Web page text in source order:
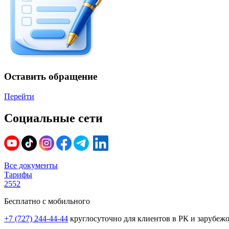
Оставить обращение
Перейти
Социальные сети
Все документы
Тарифы
2552
Бесплатно с мобильного
+7 (727) 244-44-44 круглосуточно для клиентов в РК и